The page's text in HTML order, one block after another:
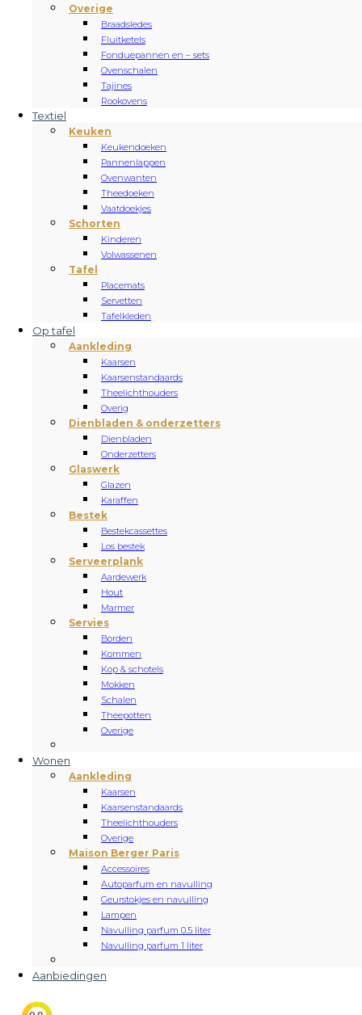
Overige
Braadsledes
Fluitketels
Fonduepannen en – sets
Ovenschalen
Tajines
Rookovens
Textiel
Keuken
Keukendoeken
Pannenlappen
Ovenwanten
Theedoeken
Vaatdoekjes
Schorten
Kinderen
Volwassenen
Tafel
Placemats
Servetten
Tafelkleden
Op tafel
Aankleding
Kaarsen
Kaarsenstandaards
Theelichthouders
Overig
Dienbladen & onderzetters
Dienbladen
Onderzetters
Glaswerk
Glazen
Karaffen
Bestek
Bestekcassettes
Los bestek
Serveerplank
Aardewerk
Hout
Marmer
Servies
Borden
Kommen
Kop & schotels
Mokken
Schalen
Theepotten
Overige
Wonen
Aankleding
Kaarsen
Kaarsenstandaards
Theelichthouders
Overige
Maison Berger Paris
Accessoires
Autoparfum en navulling
Geurstokjes en navulling
Lampen
Navulling parfum 0.5 liter
Navulling parfum 1 liter
Aanbiedingen